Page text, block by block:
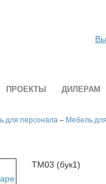
ПРОЕКТЫ ДИЛЕРАМ
для персонала – Мебель
ТМ03 (бук1)